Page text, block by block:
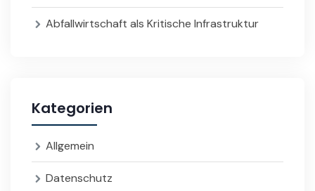
Abfallwirtschaft als Kritische Infrastruktur
Kategorien
Allgemein
Datenschutz